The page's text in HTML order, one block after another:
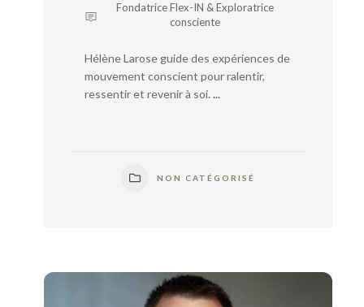
Fondatrice Flex-IN & Exploratrice
consciente
Hélène Larose guide des expériences de
mouvement conscient pour ralentir,
ressentir et revenir à soi. ...
NON CATÉGORISÉ